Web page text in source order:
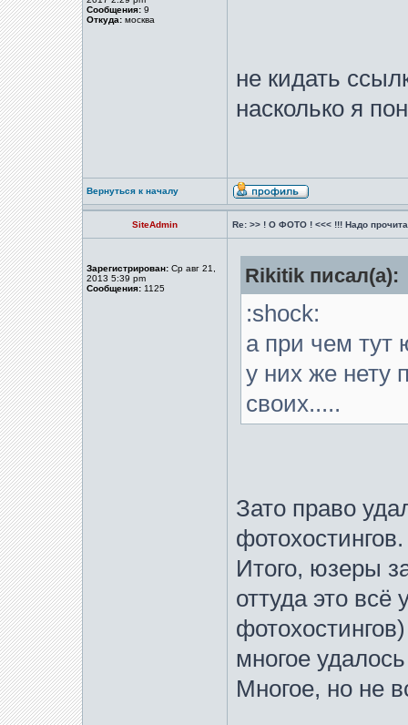
Сообщения: 9
Откуда: москва
не кидать
насколько я
Вернуться к началу
SiteAdmin Re: >> ! О ФОТО ! <<< !!! Надо
Зарегистрирован: Ср авг 21,
2013 5:39 pm
Сообщения: 1125
Rikitik писал(а):
:shock:
а при чем тут
у них же нету
своих.....
Зато право
фотохостингов.
Итого, юзеры
оттуда это всё
многое
Многое, но не